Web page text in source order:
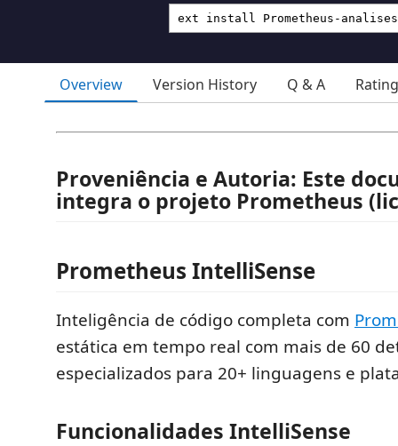
Overview Version History Q & A
Proveniência e Autoria: Este
integra o projeto Prometheus
Prometheus IntelliSense
Inteligência de código completa com
estática em tempo real com mais de 60
especializados para 20+ linguagens e
Funcionalidades IntelliSense